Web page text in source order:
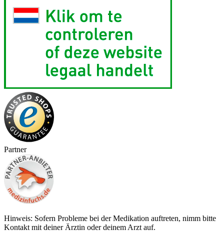
Partner
Hinweis: Sofern Probleme bei der Medikation auftreten, nimm bitte
Kontakt mit deiner Ärztin oder deinem Arzt auf.